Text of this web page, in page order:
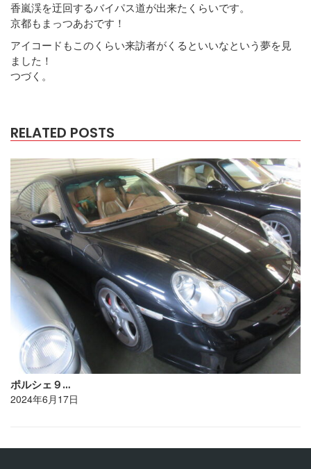
香嵐渓を迂回するバイパス道が出来たくらいです。
京都もまっつあおです！
アイコードもこのくらい来訪者がくるといいなという夢を見
ました！
つづく。
RELATED POSTS
ポルシェ９…
2024年6月17日